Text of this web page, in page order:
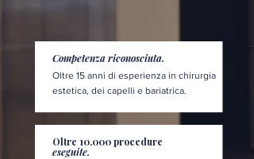
Competenza riconosciuta.
Oltre 15 anni di esperienza in chirurgia
estetica, dei capelli e bariatrica.
Oltre 10.000 procedure
eseguite.